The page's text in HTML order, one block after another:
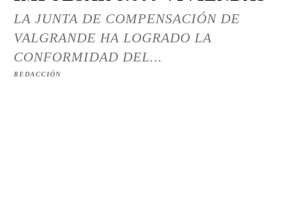
LA JUNTA DE COMPENSACIÓN DE
VALGRANDE HA LOGRADO LA
CONFORMIDAD DEL...
REDACCIÓN